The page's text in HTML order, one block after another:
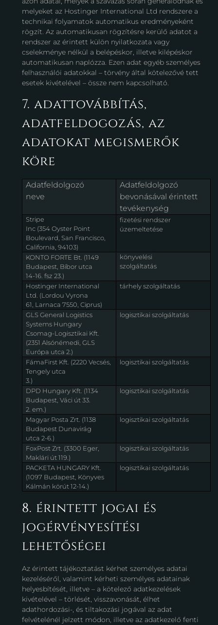
melyeket az Hostinger International Ltd rendszere a
technikai folyamatok automatikus eredményeként
rögzít. Az automatikusan rögzítésre kerülő adatot a
rendszer az érintett külön nyilatkozata vagy
cselekménye nélkül a belépéskor, illetve kilépéskor
automatikusan naplózza. Ezen adat egyéb személyes
felhasználói adatokkal – törvény által kötelezővé tett
esetek kivételével – össze nem kapcsolható.
7. adattovábbítás,
adatfeldogozás, az
adatokat megismerők
köre
Adatfeldolgozó
neve
Adatfeldolgozó
bevonásával érintett
tevékenység
Stripe
Inc (354 Oyster Point
Boulevard, San Francisco,
California, 94103)
fizetési rendszer
üzemeltetése
KONTO FORTE Bt. (1149
Budapest, Bíbor utca
14-16. fsz 23.)
könyvelési
szolgáltatás
Hostinger International
Ltd. (Lordou Vyrona
61, Larnaca 7550, Ciprus)
tárhely szolgáltatás
GLS General Logistics
Systems Hungary
Csomag-Logisztikai Kft.
(2351 Alsónémedi, GLS
Európa utca 2.)
logisztikai szolgáltatás
FámaFirst Kft. (2220 Vecsés,
Tengely utca
3.)
logisztikai szolgáltatás
DPD Hungary Kft. (1134
Budapest, Váci út 33.
2. em.)
logisztikai szolgáltatás
Magyar Posta Zrt. (1138
Budapest Dunavirág
utca 2-6.)
logisztikai szolgáltatás
FoxPost Zrt. (3300 Eger,
Maklári út 119.)
logisztikai szolgáltatás
PACKETA HUNGARY Kft.
(1097 Budapest, Könyves
Kálmán körút 12-14.)
logisztikai szolgáltatás
8. érintett jogai és
jogérvényesítési
lehetőségei
Az érintett tájékoztatást kérhet személyes adatai
kezeléséről, valamint kérheti személyes adatainak
helyesbítését, illetve – a kötelező adatkezelések
kivételével – törlését, visszavonását, élhet
adathordozási-, és tiltakozási jogával az adat
felvételénél jelzett módon, illetve az adatkezelő fenti